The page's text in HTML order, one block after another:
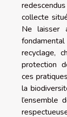
collecte
Ne laisser
recyclage,
protection
ces
la
l’ensemble